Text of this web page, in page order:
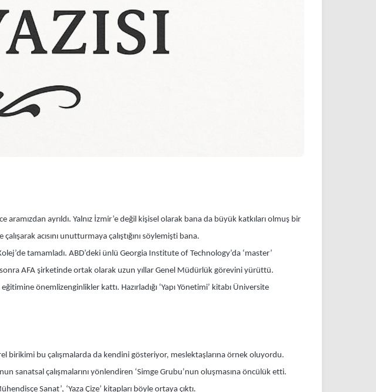
ayrıldı. Yalnız İzmir’e değil kişisel olarak bana da büyük katkıları olmuş bir
acısını unutturmaya çalıştığını söylemişti bana.
tamamladı. ABD’deki ünlü Georgia Institute of Technology’da ‘master’
AFA şirketinde ortak olarak uzun yıllar Genel Müdürlük görevini yürüttü.
önemlizenginlikler kattı. Hazırladığı ‘Yapı Yönetimi’ kitabı Üniversite
birikimi bu çalışmalarda da kendini gösteriyor, meslektaşlarına örnek oluyordu.
sanatsal çalışmalarını yönlendiren ‘Simge Grubu’nun oluşmasına öncülük etti.
Sanat’, ‘Yaza Çize’ kitapları böyle ortaya çıktı.